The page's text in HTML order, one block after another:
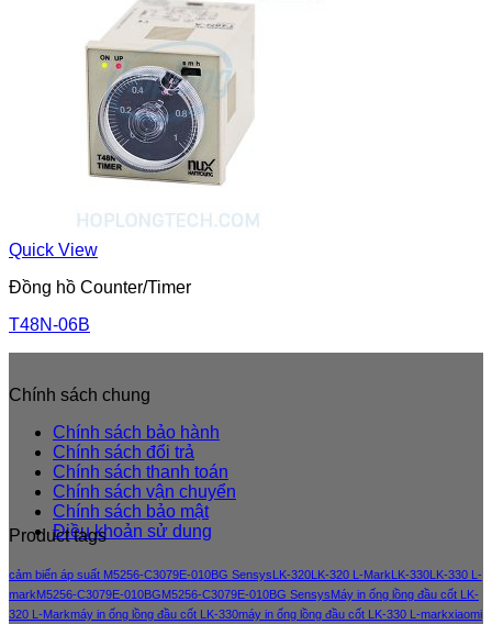
Quick View
Đồng hồ Counter/Timer
T48N-06B
Chính sách chung
Chính sách bảo hành
Chính sách đổi trả
Chính sách thanh toán
Chính sách vận chuyển
Chính sách bảo mật
Điều khoản sử dung
Product tags
cảm biến áp suất M5256-C3079E-010BG Sensys LK-320 LK-320 L-Mark LK-330 LK-330 L-
markM5256-C3079E-010BGM5256-C3079E-010BG SensysMáy in ống lồng đầu cốt LK-
320 L-Markmáy in ống lồng đầu cốt LK-330máy in ống lồng đầu cốt LK-330 L-markxiaomi